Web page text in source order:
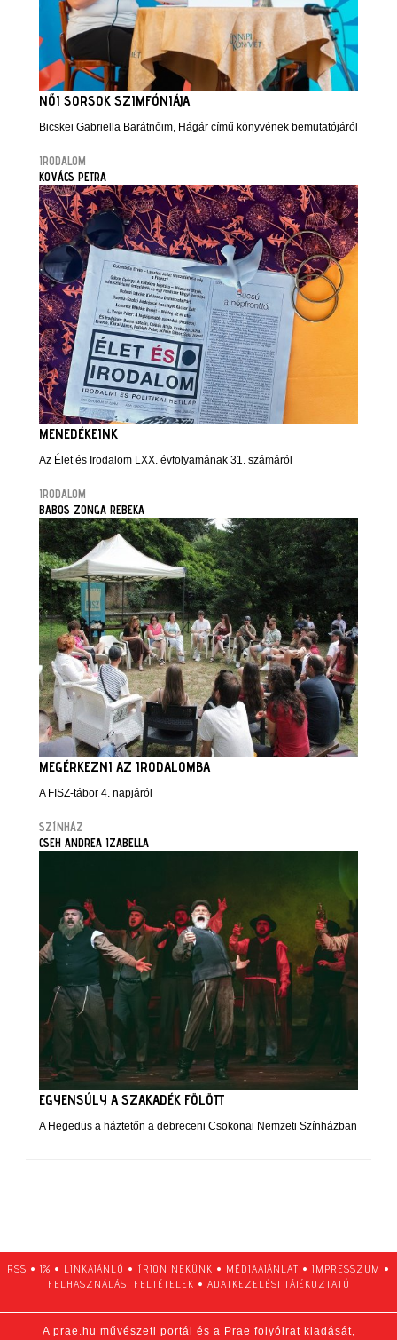
NŐI SORSOK SZIMFÓNIÁJA
Bicskei Gabriella Barátnőim, Hágár című könyvének bemutatójáról
IRODALOM
KOVÁCS PETRA
MENEDÉKEINK
Az Élet és Irodalom LXX. évfolyamának 31. számáról
IRODALOM
BABOS ZONGA REBEKA
MEGÉRKEZNI AZ IRODALOMBA
A FISZ-tábor 4. napjáról
SZÍNHÁZ
CSEH ANDREA IZABELLA
EGYENSÚLY A SZAKADÉK FÖLÖTT
A Hegedüs a háztetőn a debreceni Csokonai Nemzeti Színházban
RSS • 1% • LINKAJÁNLÓ • ÍRJON NEKÜNK • MÉDIAAJÁNLAT • IMPRESSZUM •
FELHASZNÁLÁSI FELTÉTELEK • ADATKEZELÉSI TÁJÉKOZTATÓ
A prae.hu művészeti portál és a Prae folyóirat kiadását,